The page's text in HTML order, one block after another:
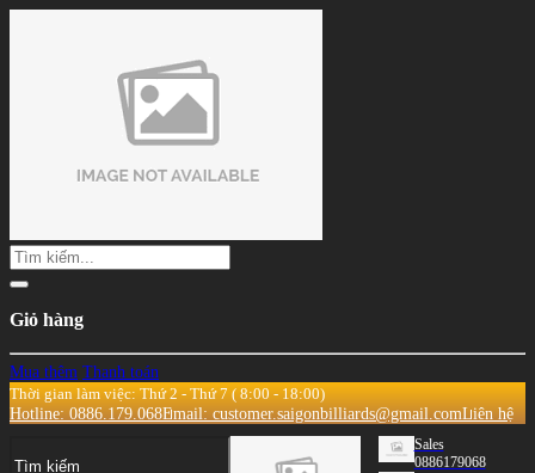
Giỏ hàng
Mua thêm Thanh toán
Thời gian làm việc: Thứ 2 - Thứ 7 ( 8:00 - 18:00)
Hotline: 0886.179.068Email: customer.saigonbilliards@gmail.comLiên hệ
Sales
0886179068